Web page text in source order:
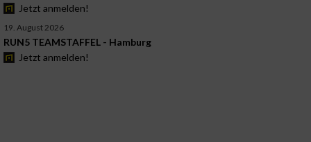
Jetzt anmelden!
19. August 2026
RUN5 TEAMSTAFFEL - Hamburg
Jetzt anmelden!